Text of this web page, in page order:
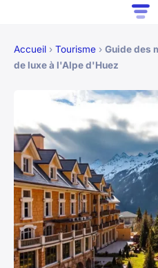
Accueil › Tourisme › Guide des
de luxe à l'Alpe d'Huez